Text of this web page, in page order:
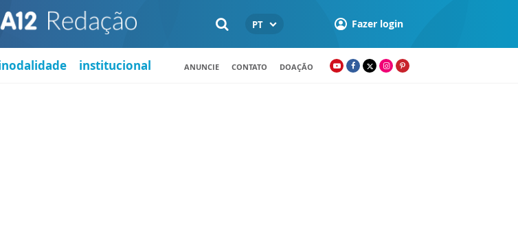
PT Fazer login
institucional ANUNCIE CONTATO DOAÇÃO